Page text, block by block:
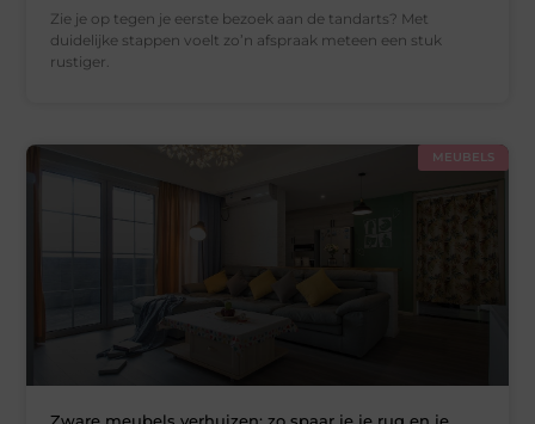
Zie je op tegen je eerste bezoek aan de tandarts? Met
duidelijke stappen voelt zo’n afspraak meteen een stuk
rustiger.
MEUBELS
Zware meubels verhuizen: zo spaar je je rug en je